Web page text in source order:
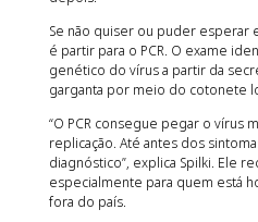
Se não quiser ou puder esperar
é partir para o PCR. O exame
genético do vírus a partir da
garganta por meio do cotonete
“O PCR consegue pegar o vírus
replicação. Até antes dos
diagnóstico”, explica Spilki. Ele
especialmente para quem está
fora do país.